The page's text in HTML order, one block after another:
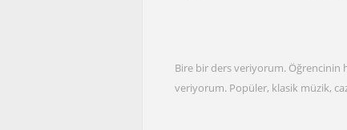
Bire bir ders veriyorum. Öğrencinin
veriyorum. Popüler, klasik müzik,